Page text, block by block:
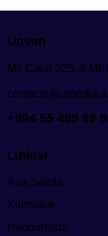
Ünvan
Mir Cəlal 325, 9
+994 55 489 89
Linklər
Ana Səhifə
Xidmətlər
Haqqımızda